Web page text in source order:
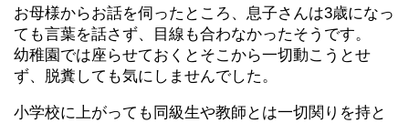
お母様からお話を伺ったところ、息子さんは3歳になっ
ても言葉を話さず、目線も合わなかったそうです。
幼稚園では座らせておくとそこから一切動こうとせ
ず、脱糞しても気にしませんでした。
小学校に上がっても同級生や教師とは一切関りを持と